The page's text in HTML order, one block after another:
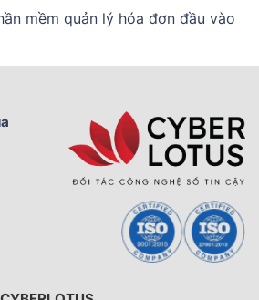
mềm quản lý hóa đơn đầu vào